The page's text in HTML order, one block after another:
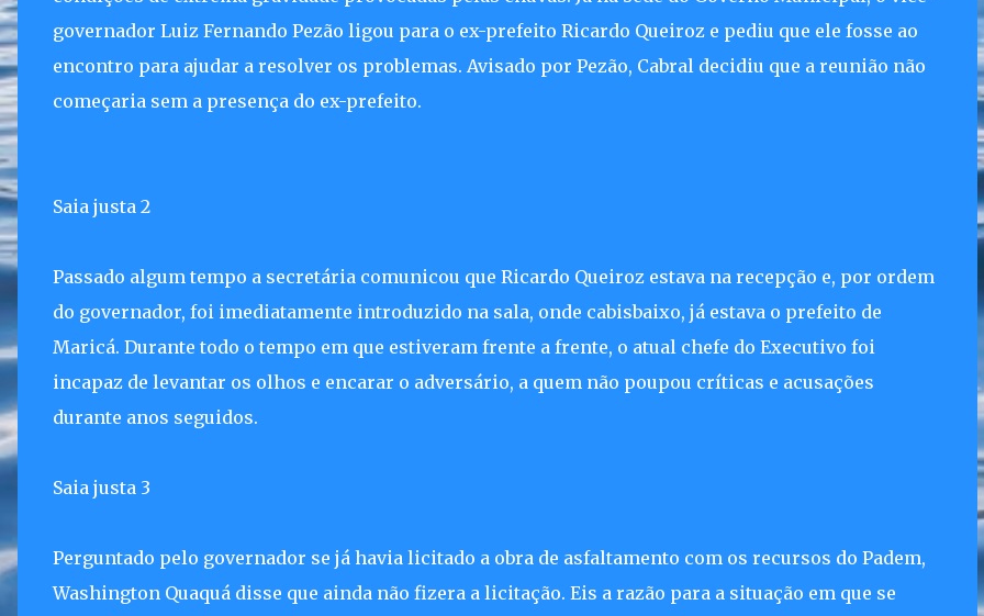
governador Luiz Fernando Pezão ligou para o ex-prefeito Ricardo Queiroz e pediu que ele fosse ao
encontro para ajudar a resolver os problemas. Avisado por Pezão, Cabral decidiu que a reunião não
começaria sem a presença do ex-prefeito.
Saia justa 2
Passado algum tempo a secretária comunicou que Ricardo Queiroz estava na recepção e, por ordem
do governador, foi imediatamente introduzido na sala, onde cabisbaixo, já estava o prefeito de
Maricá. Durante todo o tempo em que estiveram frente a frente, o atual chefe do Executivo foi
incapaz de levantar os olhos e encarar o adversário, a quem não poupou críticas e acusações
durante anos seguidos.
Saia justa 3
Perguntado pelo governador se já havia licitado a obra de asfaltamento com os recursos do Padem,
Washington Quaquá disse que ainda não fizera a licitação. Eis a razão para a situação em que se